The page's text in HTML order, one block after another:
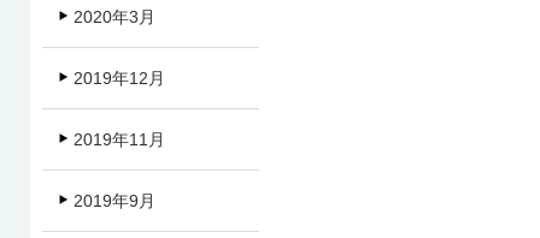
2020年3月
2019年12月
2019年11月
2019年9月